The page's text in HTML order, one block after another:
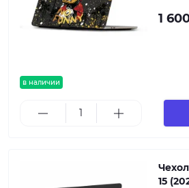
в наличии
1
15